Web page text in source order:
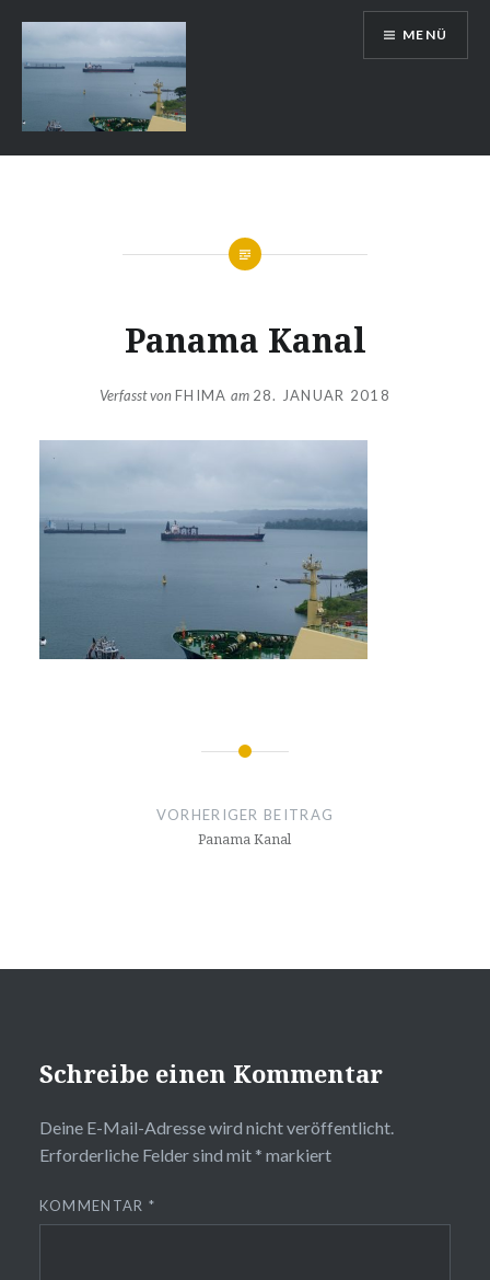
Inhalt
springen
Auslandsschuldienst
MENÜ
Panama Kanal
Verfasst vonFHIMA am 28. JANUAR 2018
Beitragsnavigation
VORHERIGER BEITRAG
Panama Kanal
Schreibe einen Kommentar
Deine E-Mail-Adresse wird nicht veröffentlicht.
Erforderliche Felder sind mit * markiert
KOMMENTAR *